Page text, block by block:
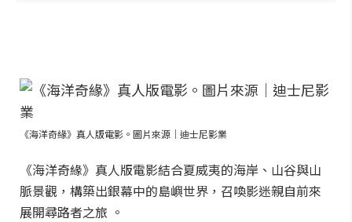
《海洋奇緣》真人版電影。圖片來源｜迪士尼影業
《海洋奇緣》真人版電影結合夏威夷的海岸、山谷與山
脈景觀，構築出銀幕中的島嶼世界，召喚影迷親自前來
展開尋路者之旅 。